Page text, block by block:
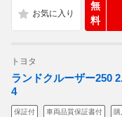
無
料
トヨタ
ランドクルーザー250
4
保証付 車両品質保証書付 購